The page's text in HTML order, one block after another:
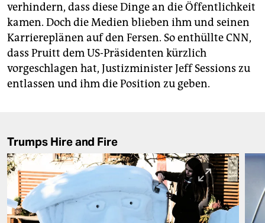
verhindern, dass diese Dinge an die Öffentlichkeit
kamen. Doch die Medien blieben ihm und seinen
Karriereplänen auf den Fersen. So enthüllte CNN,
dass Pruitt dem US-Präsidenten kürzlich
vorgeschlagen hat, Justizminister Jeff Sessions zu
entlassen und ihm die Position zu geben.
Trumps Hire and Fire